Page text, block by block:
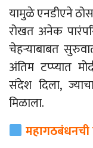
यामुळे एनडीएनेठोस
रोखत अनेक
चेहऱ्याबाबत
अंतिम टप्प्यात
संदेश दिला,
मिळाला.
महागठबंधनची